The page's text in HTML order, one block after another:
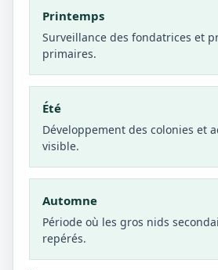
Printemps
Surveillance des fondatrices et
primaires.
Été
Développement des colonies et
visible.
Automne
Période où les gros nids
repérés.